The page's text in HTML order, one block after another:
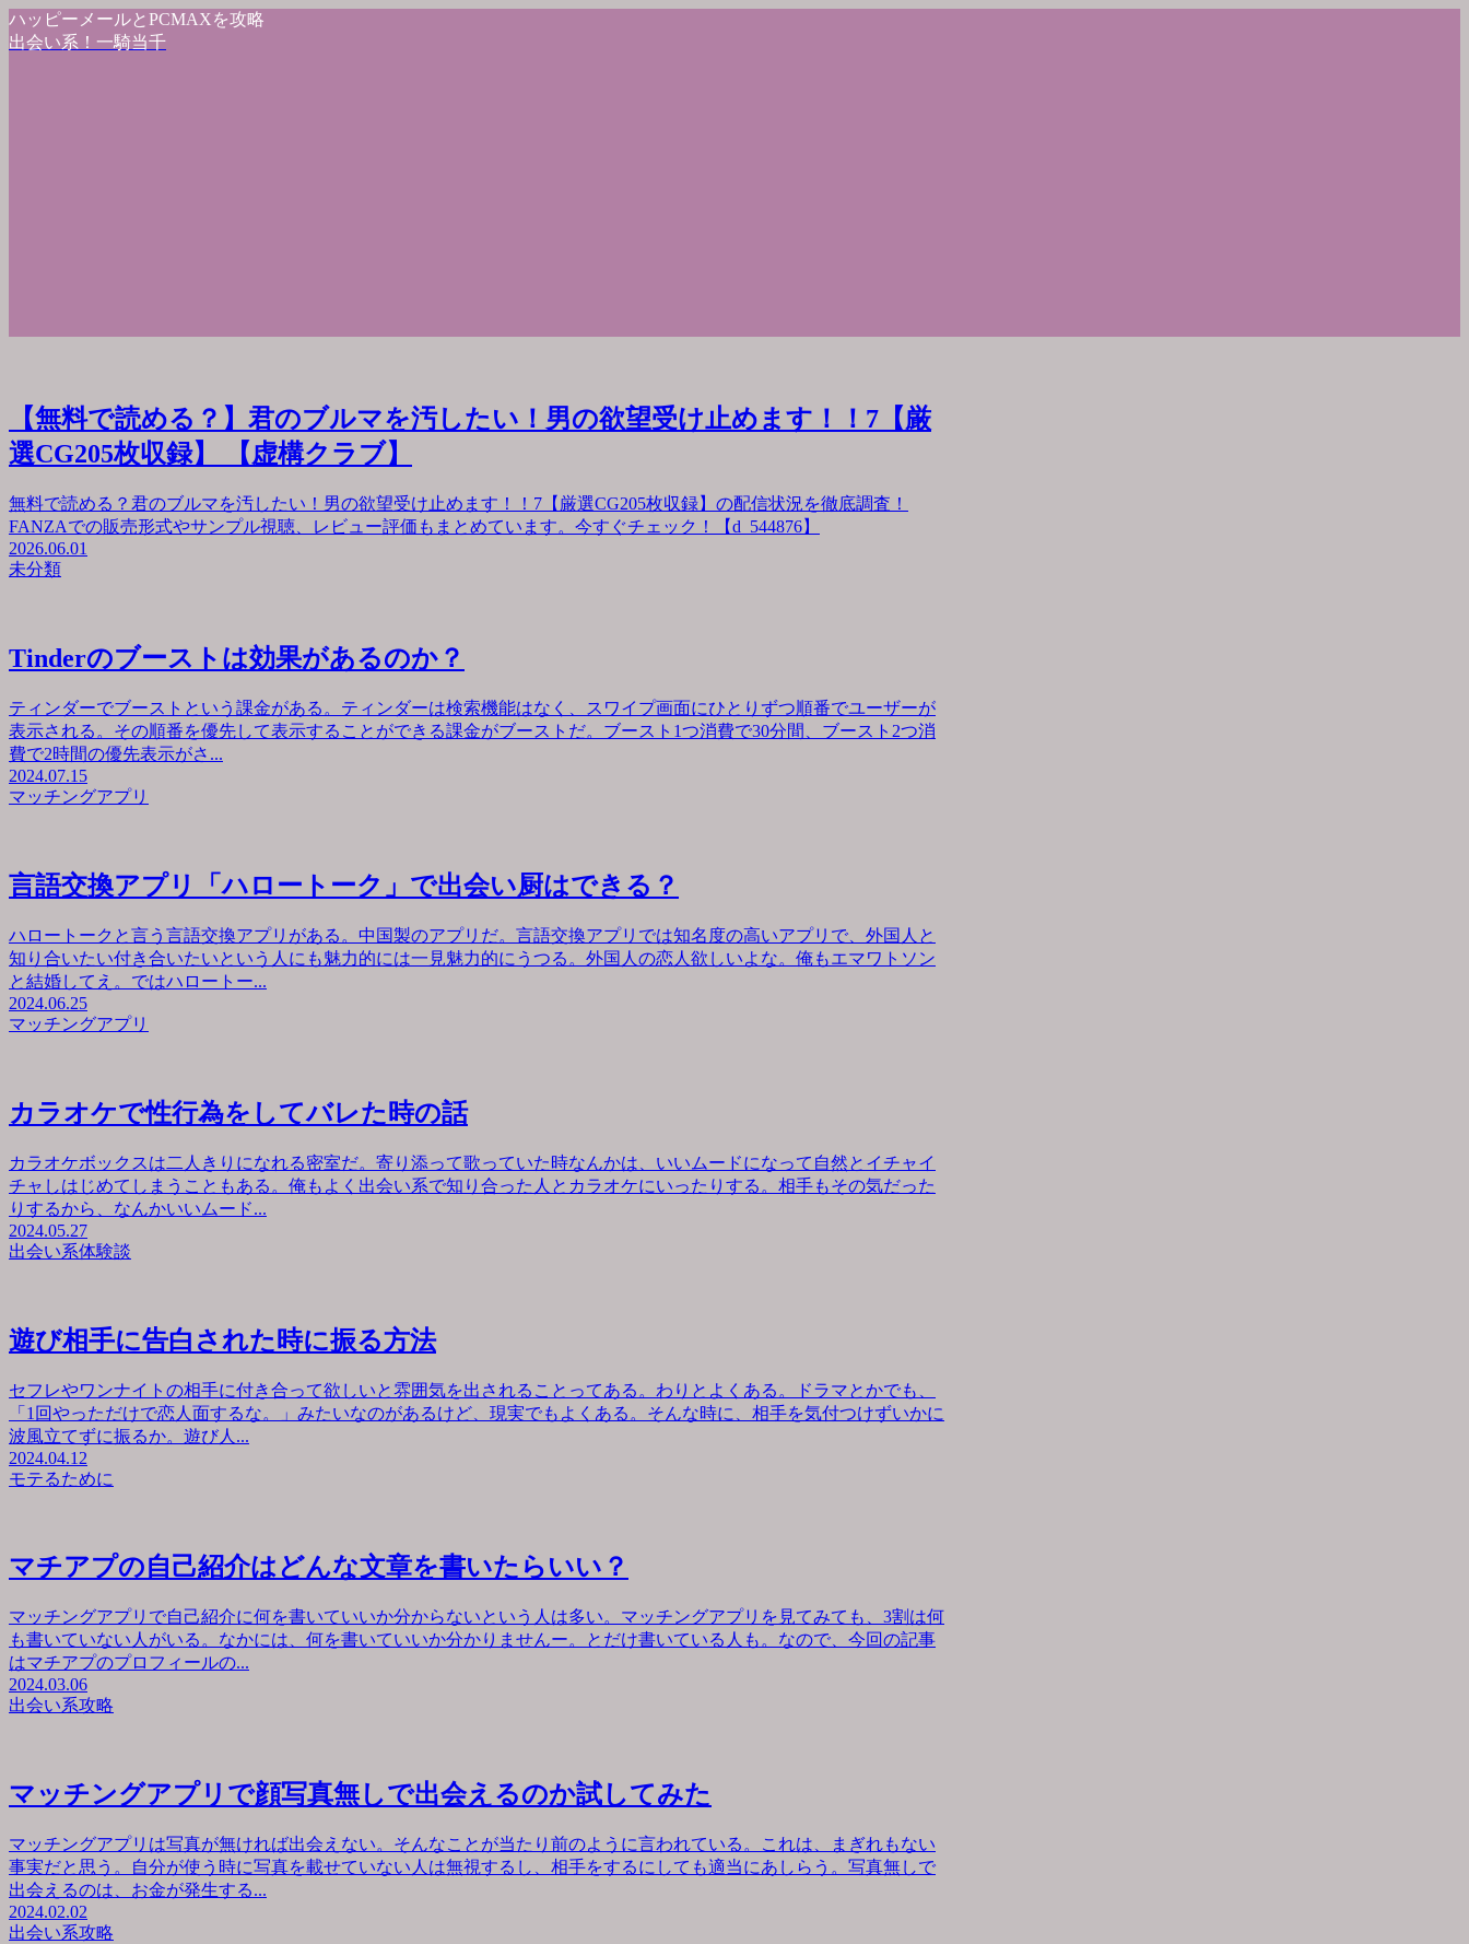
ハッピーメールとPCMAXを攻略
出会い系！一騎当千
【無料で読める？】君のブルマを汚したい！男の欲望受け止めます！！7【厳
選CG205枚収録】 【虚構クラブ】
無料で読める？君のブルマを汚したい！男の欲望受け止めます！！7【厳選CG205枚収録】の配信状況を徹底調査！
FANZAでの販売形式やサンプル視聴、レビュー評価もまとめています。今すぐチェック！【d_544876】
2026.06.01
未分類
Tinderのブーストは効果があるのか？
ティンダーでブーストという課金がある。ティンダーは検索機能はなく、スワイプ画面にひとりずつ順番でユーザーが
表示される。その順番を優先して表示することができる課金がブーストだ。ブースト1つ消費で30分間、ブースト2つ消
費で2時間の優先表示がさ...
2024.07.15
マッチングアプリ
言語交換アプリ「ハロートーク」で出会い厨はできる？
ハロートークと言う言語交換アプリがある。中国製のアプリだ。言語交換アプリでは知名度の高いアプリで、外国人と
知り合いたい付き合いたいという人にも魅力的には一見魅力的にうつる。外国人の恋人欲しいよな。俺もエマワトソン
と結婚してえ。ではハロートー...
2024.06.25
マッチングアプリ
カラオケで性行為をしてバレた時の話
カラオケボックスは二人きりになれる密室だ。寄り添って歌っていた時なんかは、いいムードになって自然とイチャイ
チャしはじめてしまうこともある。俺もよく出会い系で知り合った人とカラオケにいったりする。相手もその気だった
りするから、なんかいいムード...
2024.05.27
出会い系体験談
遊び相手に告白された時に振る方法
セフレやワンナイトの相手に付き合って欲しいと雰囲気を出されることってある。わりとよくある。ドラマとかでも、
「1回やっただけで恋人面するな。」みたいなのがあるけど、現実でもよくある。そんな時に、相手を気付つけずいかに
波風立てずに振るか。遊び人...
2024.04.12
モテるために
マチアプの自己紹介はどんな文章を書いたらいい？
マッチングアプリで自己紹介に何を書いていいか分からないという人は多い。マッチングアプリを見てみても、3割は何
も書いていない人がいる。なかには、何を書いていいか分かりませんー。とだけ書いている人も。なので、今回の記事
はマチアプのプロフィールの...
2024.03.06
出会い系攻略
マッチングアプリで顔写真無しで出会えるのか試してみた
マッチングアプリは写真が無ければ出会えない。そんなことが当たり前のように言われている。これは、まぎれもない
事実だと思う。自分が使う時に写真を載せていない人は無視するし、相手をするにしても適当にあしらう。写真無しで
出会えるのは、お金が発生する...
2024.02.02
出会い系攻略